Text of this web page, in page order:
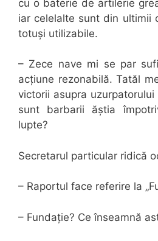
cu o baterie de artilerie
iar celelalte sunt din ultimii
totuși utilizabile.
– Zece nave mi se par
acțiune rezonabilă. Tatăl
victorii asupra
sunt barbarii ăștia
lupte?
Secretarul particular ridică
– Raportul face referire la
– Fundație? Ce înseamnă